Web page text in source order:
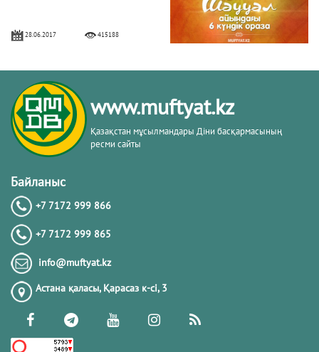
28.06.2017 415188
БЕРЕКЕЛІ БАРААТ ТҮНІ
06.04.2020
31.07.2017
Тіл-көзден сақтану және одан арылу
жолдарын білесіз бе?
13.11.2017 178900
ГҮЛЕНШІЛЕР
www.muftyat.kz
Қазақстан мұсылмандары Діни басқармасының
ресми сайты
Байланыс
+7 7172 999 866
+7 7172 999 865
info@muftyat.kz
Астана қаласы, Қарасаз к-сi, 3